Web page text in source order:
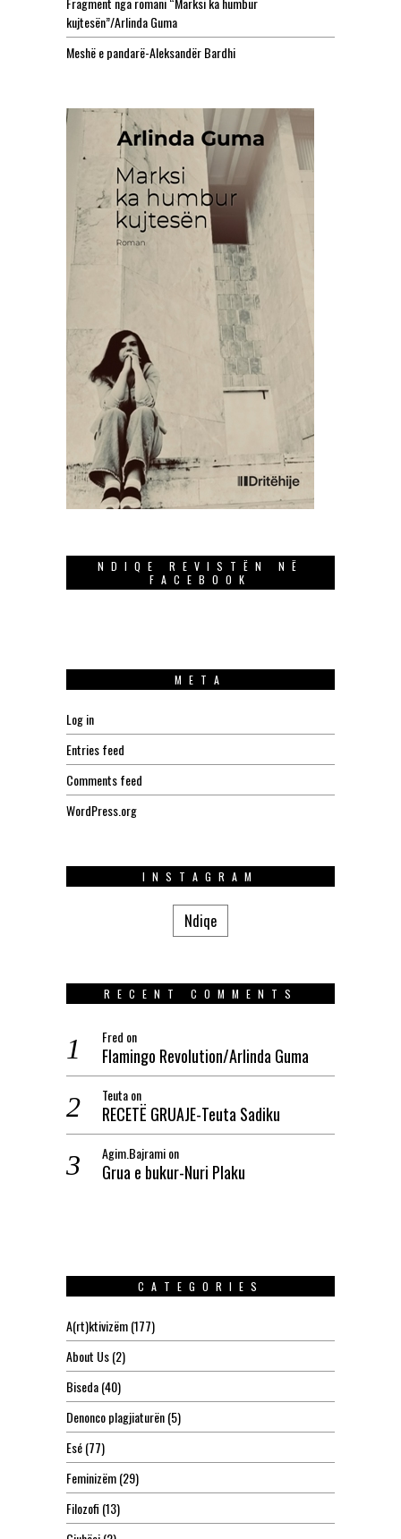
kujtesën”/Arlinda Guma
Meshë e pandarë-Aleksandër Bardhi
NDIQE REVISTËN NË
FACEBOOK
META
Log in
Entries feed
Comments feed
WordPress.org
INSTAGRAM
Ndiqe
RECENT COMMENTS
Fred on
Flamingo Revolution/Arlinda Guma
Teutaon
RECETË GRUAJE-Teuta Sadiku
Agim.Bajramion
Grua e bukur-Nuri Plaku
CATEGORIES
A(rt)ktivizëm(177)
About Us(2)
Biseda(40)
Denonco plagjiaturën(5)
Esé(77)
Feminizëm(29)
Filozofi (13)